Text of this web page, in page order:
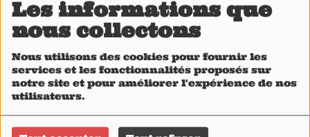
Les informations que
nous collectons
Nous utilisons des cookies pour fournir les
services et les fonctionnalités proposés sur
notre site et pour améliorer l'expérience de nos
utilisateurs.
(Heavy1
acoustic
session)